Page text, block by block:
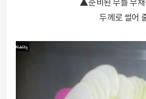
▲준비된 무를 무채
두께로 썰어